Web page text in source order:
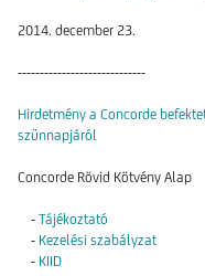
2014. december 23.
-----------------------------
Hirdetmény a Concorde
szünnapjáról
Concorde Rövid Kötvény Alap
- Tájékoztató
- Kezelési szabályzat
- KIID